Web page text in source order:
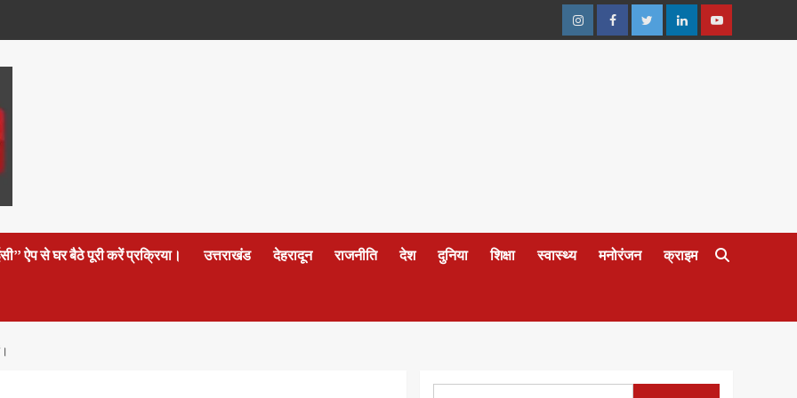
InstagramFacebookTwitterLinkedinYoutube
ऐप से घर बैठे पूरी करें प्रक्रिया। उत्तराखंड देहरादून राजनीति देश दुनिया शिक्षा स्वास्थ्य मनोरंजन क्राइम